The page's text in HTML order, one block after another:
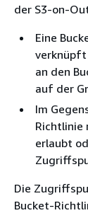
der S3-on-
Eine
an den
auf der
Im
Richtlinie
erlaubt
Die
Bucket-